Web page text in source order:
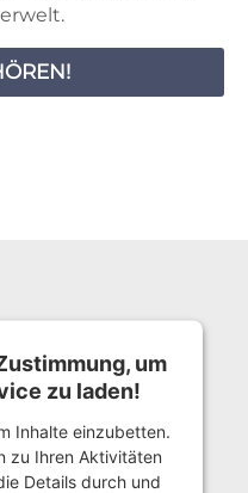
um
zu laden!
Inhalte einzubetten.
zu Ihren Aktivitäten
Details durch und